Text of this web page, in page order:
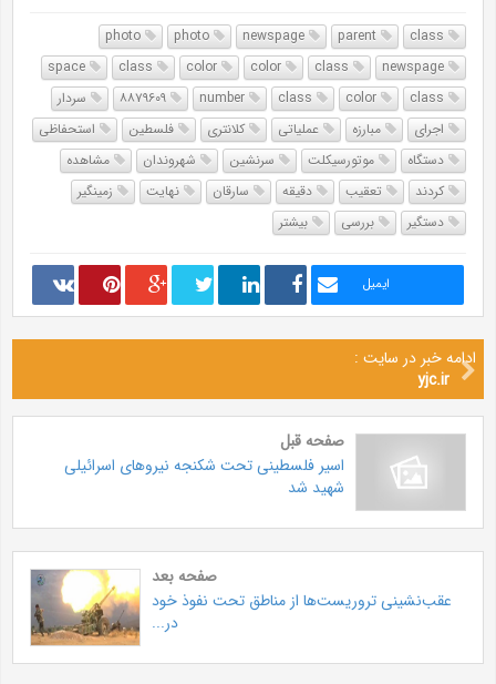
class
parent
newspage
photo
photo
newspage
class
color
color
class
space
class
color
class
number ۸۸۷۹۶۰۹
سردار
اجرای
مبارزه عملیاتی کلانتری فلسطین
استحفاظی
دستگاه
موتورسیکلت سرنشین شهروندان
مشاهده
کردند
تعقیب دقیقه سارقان نهایت
زمینگیر
دستگیر
بررسی بیشتر
ایمیل
ادامه خبر در سایت :
yjc.ir
صفحه قبل
اسیر فلسطینی تحت شکنجه نیرو‌های اسرائیلی
شهید شد
صفحه بعد
عقب‌نشینی تروریست‌ها از مناطق تحت نفوذ خود
در...